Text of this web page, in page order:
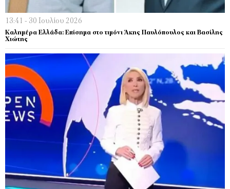
13:41 - 30 Ιουλίου 2026
Καλημέρα Ελλάδα: Επίσημα στο τιμόνι Άκης Παυλόπουλος και Βασίλης
Χιώτης